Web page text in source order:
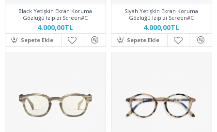
Black Yetişkin Ekran Koruma
Gözlüğü Izipizi Screen#C
4.000,00TL
Sepete Ekle
Siyah Yetişkin Ekran Koruma
Gözlüğü Izipizi Screen#C
4.000,00TL
Sepete Ekle